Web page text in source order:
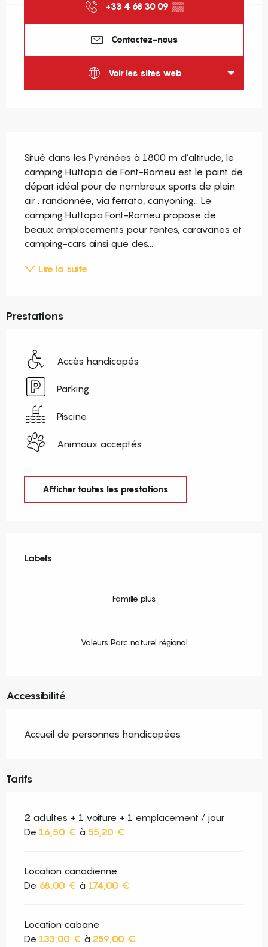
+33 4 68 30 09 ▒▒
Contactez-nous
Voir les sites web
Situé dans les Pyrénées à 1800 m d’altitude, le
camping Huttopia de Font-Romeu est le point de
départ idéal pour de nombreux sports de plein
air : randonnée, via ferrata, canyoning… Le
camping Huttopia Font-Romeu propose de
beaux emplacements pour tentes, caravanes et
camping-cars ainsi que des...
Lire la suite
Prestations
Accès handicapés
Parking
Piscine
Animaux acceptés
Afficher toutes les prestations
Labels
Labels
Famille plus
Valeurs Parc naturel régional
Accessibilité
Accueil de personnes handicapées
Tarifs
2 adultes + 1 voiture + 1 emplacement / jour
De 16,50 € à 55,20 €
Location canadienne
De 68,00 € à 174,00 €
Location cabane
De 133,00 € à 259,00 €